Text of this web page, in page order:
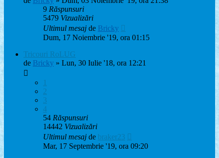
9 Răspunsuri
5479 Vizualizări
Ultimul mesaj de Bricky
Dum, 17 Noiembrie '19, ora 01:15
Tricouri RoLUG
de Bricky » Lun, 30 Iulie '18, ora 12:21
1
2
3
4
54 Răspunsuri
14442 Vizualizări
Ultimul mesaj de braker23
Mar, 17 Septembrie '19, ora 09:20